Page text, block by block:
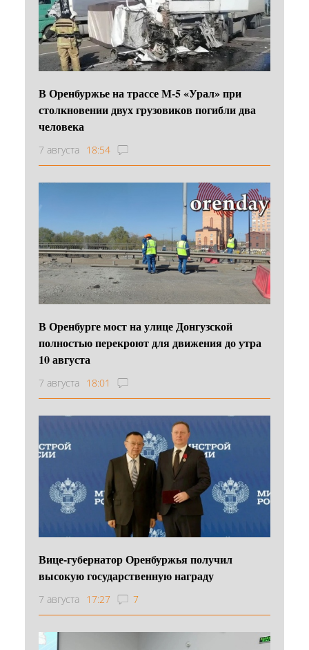
В Оренбуржье на трассе М-5 «Урал» при
столкновении двух грузовиков погибли два
человека
7 августа 18:54
В Оренбурге мост на улице Донгузской
полностью перекроют для движения до утра
10 августа
7 августа 18:01
Вице-губернатор Оренбуржья получил
высокую государственную награду
7 августа 17:27 7